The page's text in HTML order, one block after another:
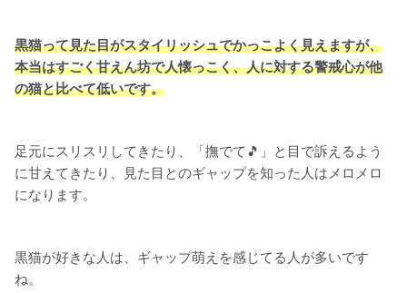
黒猫って見た目がスタイリッシュでかっこよく見えますが、
本当はすごく甘えん坊で人懐っこく、人に対する警戒心が他
の猫と比べて低いです。
足元にスリスリしてきたり、「撫でて🎵」と目で訴えるよう
に甘えてきたり、見た目とのギャップを知った人はメロメロ
になります。
黒猫が好きな人は、ギャップ萌えを感じてる人が多いです
ね。